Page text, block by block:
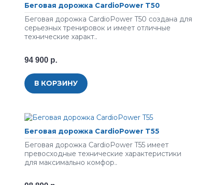
Беговая дорожка CardioPower T50
Беговая дорожка CardioPower T50 создана для
серьезных тренировок и имеет отличные
технические характ..
94 900 р.
В КОРЗИНУ
Беговая дорожка CardioPower T55
Беговая дорожка CardioPower T55 имеет
превосходные технические характеристики
для максимально комфор..